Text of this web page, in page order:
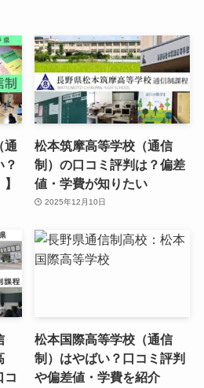
通
？
松本筑摩高等学校（通信
制）の口コミ評判は？偏差
値・学費が知りたい
2025年12月10日
コ
松本国際高等学校（通信
制）はやばい？口コミ評判
や偏差値・学費を紹介